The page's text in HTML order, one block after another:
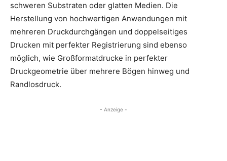
schweren Substraten oder glatten Medien. Die
Herstellung von hochwertigen Anwendungen mit
mehreren Druckdurchgängen und doppelseitiges
Drucken mit perfekter Registrierung sind ebenso
möglich, wie Großformatdrucke in perfekter
Druckgeometrie über mehrere Bögen hinweg und
Randlosdruck.
- Anzeige -